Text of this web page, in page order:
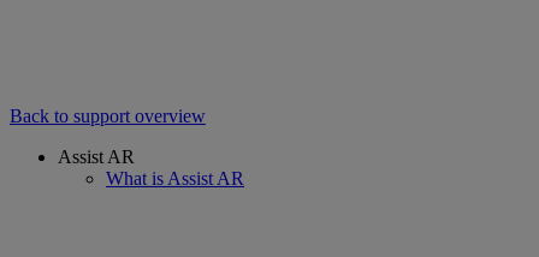
Back to support overview
Assist AR
What is Assist AR